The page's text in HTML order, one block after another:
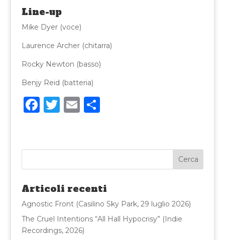
Line-up
Mike Dyer (voce)
Laurence Archer (chitarra)
Rocky Newton (basso)
Benjy Reid (batteria)
F
e
b
o
o
k
T
te
r
E
l
C
di
vi
di
Articoli recenti
Agnostic Front (Casilino Sky Park, 29 luglio 2026)
The Cruel Intentions “All Hall Hypocrisy” (Indie
Recordings, 2026)